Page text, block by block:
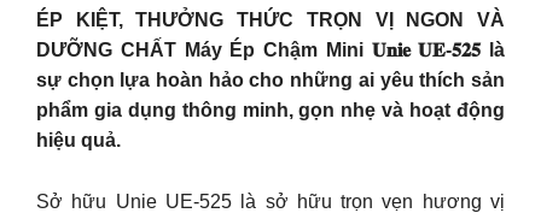
ÉP KIỆT, THƯỞNG THỨC TRỌN VỊ NGON VÀ
DƯỠNG CHẤT Máy Ép Chậm Mini 𝐔𝐧𝐢𝐞 𝐔𝐄-𝟓𝟐𝟓 là
sự chọn lựa hoàn hảo cho những ai yêu thích sản
phẩm gia dụng thông minh, gọn nhẹ và hoạt động
hiệu quả.
Sở hữu Unie UE-525 là sở hữu trọn vẹn hương vị